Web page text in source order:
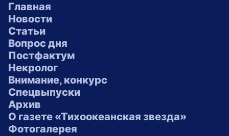
Главная
Новости
Статьи
Вопрос дня
Постфактум
Некролог
Внимание, конкурс
Спецвыпуски
Архив
О газете «Тихоокеанская звезда»
Фотогалерея